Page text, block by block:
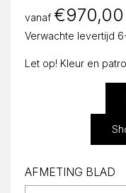
vanaf €970,00
Verwachte levertijd
Let op! Kleur en
AFMETING BLAD